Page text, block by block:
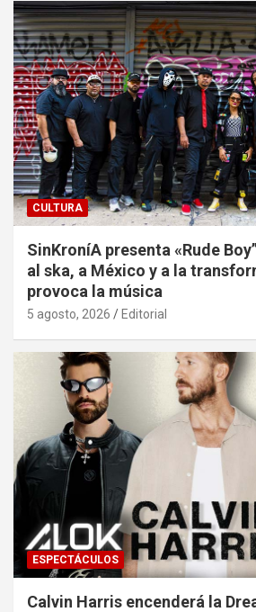
CULTURA
SinKroníA presenta «Rude
al ska, a México y a la
provoca la música
5 agosto, 2026 Editorial
ESPECTÁCULOS
Calvin Harris encenderá la